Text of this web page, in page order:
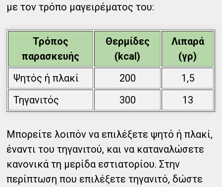
με τον τρόπο μαγειρέματος του:
Τρόπος
παρασκευής
Θερμίδες
(kcal)
Λιπαρά
(γρ)
Ψητός ή πλακί
200
1,5
Τηγανιτός
300 13
Μπορείτε λοιπόν να επιλέξετε ψητό ή πλακί,
έναντι του τηγανιτού, και να καταναλώσετε
κανονικά τη μερίδα εστιατορίου. Στην
περίπτωση που επιλέξετε τηγανιτό, δώστε